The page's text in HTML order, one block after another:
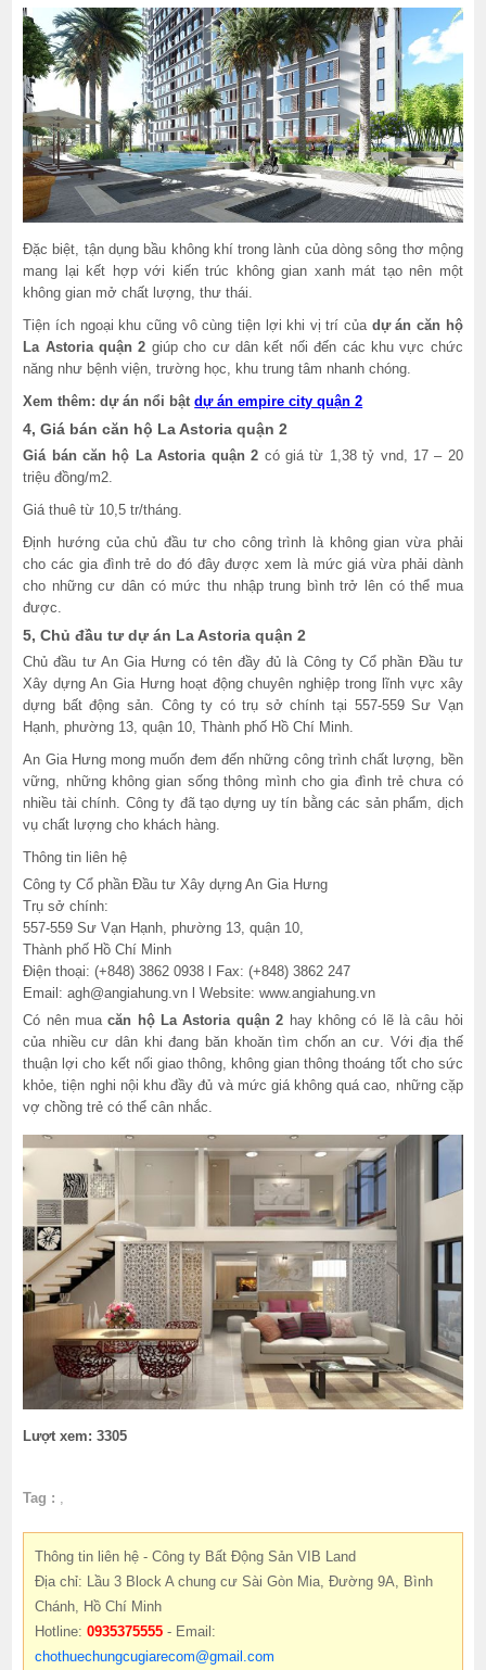
Đặc biệt, tận dụng bầu không khí trong lành của dòng sông thơ mộng
mang lại kết hợp với kiến trúc không gian xanh mát tạo nên một
không gian mở chất lượng, thư thái.
Tiện ích ngoại khu cũng vô cùng tiện lợi khi vị trí của dự án căn hộ
La Astoria quận 2 giúp cho cư dân kết nối đến các khu vực chức
năng như bệnh viện, trường học, khu trung tâm nhanh chóng.
Xem thêm: dự án nổi bậtdự án empire city quận 2
4, Giá bán căn hộ La Astoria quận 2
Giá bán căn hộ La Astoria quận 2 có giá từ 1,38 tỷ vnd, 17 – 20
triệu đồng/m2.
Giá thuê từ 10,5 tr/tháng.
Định hướng của chủ đầu tư cho công trình là không gian vừa phải
cho các gia đình trẻ do đó đây được xem là mức giá vừa phải dành
cho những cư dân có mức thu nhập trung bình trở lên có thể mua
được.
5, Chủ đầu tư dự án La Astoria quận 2
Chủ đầu tư An Gia Hưng có tên đầy đủ là Công ty Cổ phần Đầu tư
Xây dựng An Gia Hưng hoạt động chuyên nghiệp trong lĩnh vực xây
dựng bất động sản. Công ty có trụ sở chính tại 557-559 Sư Vạn
Hạnh, phường 13, quận 10, Thành phố Hồ Chí Minh.
An Gia Hưng mong muốn đem đến những công trình chất lượng, bền
vững, những không gian sống thông mình cho gia đình trẻ chưa có
nhiều tài chính. Công ty đã tạo dựng uy tín bằng các sản phẩm, dịch
vụ chất lượng cho khách hàng.
Thông tin liên hệ
Công ty Cổ phần Đầu tư Xây dựng An Gia Hưng
Trụ sở chính:
557-559 Sư Vạn Hạnh, phường 13, quận 10,
Thành phố Hồ Chí Minh
Điện thoại: (+848) 3862 0938 l Fax: (+848) 3862 247
Email: agh@angiahung.vn l Website: www.angiahung.vn
Có nên muacăn hộ La Astoria quận 2 hay không có lẽ là câu hỏi
của nhiều cư dân khi đang băn khoăn tìm chốn an cư. Với địa thế
thuận lợi cho kết nối giao thông, không gian thông thoáng tốt cho sức
khỏe, tiện nghi nội khu đầy đủ và mức giá không quá cao, những cặp
vợ chồng trẻ có thể cân nhắc.
Lượt xem: 3305
Tag :
Thông tin liên hệ - Công ty Bất Động Sản VIB Land
Địa chỉ: Lầu 3 Block A chung cư Sài Gòn Mia, Đường 9A, Bình
Chánh, Hồ Chí Minh
Hotline:0935375555 - Email:
chothuechungcugiarecom@gmail.com